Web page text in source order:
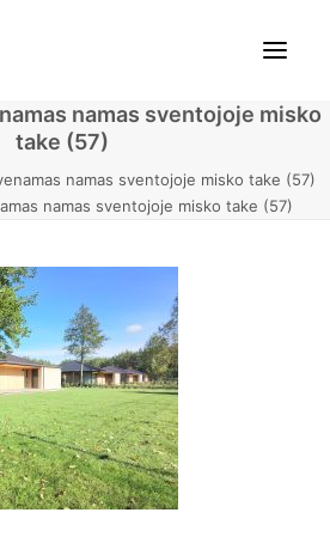
namas sventojoje misko
take (57)
namas sventojoje misko take (57)
namas sventojoje misko take (57)